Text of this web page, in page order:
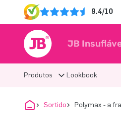
9.4/10
JB
Produtos Lookbook
Sortido Polymax - a